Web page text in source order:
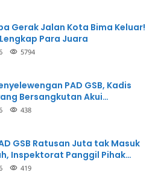
Gerak Jalan Kota Bima Keluar!
Para Juara
5794
PAD GSB, Kadis
Bersangkutan Akui
dan Siap Mengembalikan
438
GSB Ratusan Juta tak Masuk
Inspektorat Panggil Pihak
419